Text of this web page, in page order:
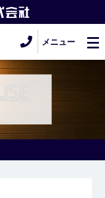
メニュー